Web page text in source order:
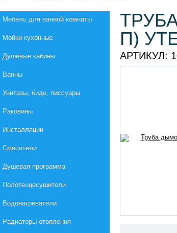
Мебель для ванной комнаты
Мойки кухонные
Душевые кабины
Ванны
Унитазы, биде, писсуары
Раковины
Инсталляции
Смесители
Душевая программа
Полотенцесушители
Водонагреватели
Радиаторы отопления
П)
АРТИКУЛ: